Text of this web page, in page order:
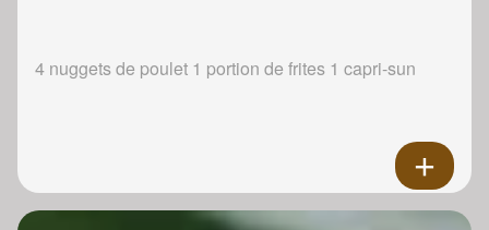
4 nuggets de poulet 1 portion de frites 1 capri-sun